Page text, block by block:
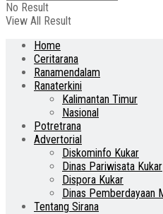
No Result
View All Result
Home
Ceritarana
Ranamendalam
Ranaterkini
Kalimantan Timur
Nasional
Potretrana
Advertorial
Diskominfo Kukar
Dinas Pariwisata Kukar
Dispora Kukar
Dinas Pemberdayaan
Tentang Sirana